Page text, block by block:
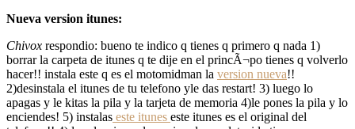
Nueva version itunes:
Chivox respondio: bueno te indico q tienes q primero q nada 1)
borrar la carpeta de itunes q te dije en el princÃ¬po tienes q volverlo
hacer!! instala este q es el motomidman la version nueva!!
2)desinstala el itunes de tu telefono yle das restart! 3) luego lo
apagas y le kitas la pila y la tarjeta de memoria 4)le pones la pila y lo
enciendes! 5) instalas este itunes este itunes es el original del